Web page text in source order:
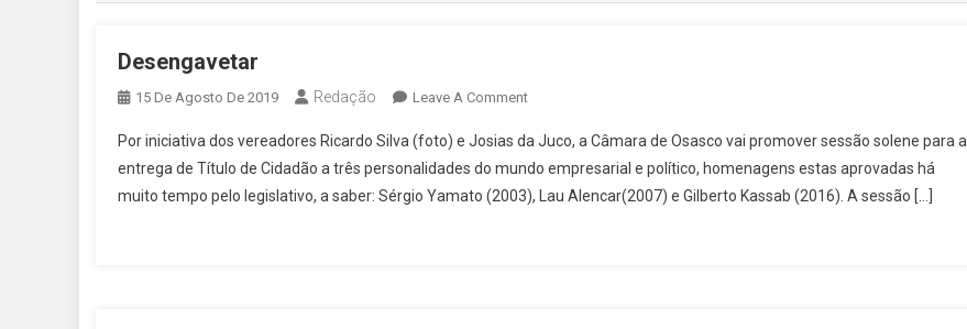
Desengavetar
15 De Agosto De 2019 Redação Leave A CommentOn
Por iniciativa dos vereadores Ricardo Silva (foto) e Josias da Juco, a Câmara de Osasco vai promover sessão solene para a
entrega de Título de Cidadão a três personalidades do mundo empresarial e político, homenagens estas aprovadas há
muito tempo pelo legislativo, a saber: Sérgio Yamato (2003), Lau Alencar(2007) e Gilberto Kassab (2016). A sessão […]